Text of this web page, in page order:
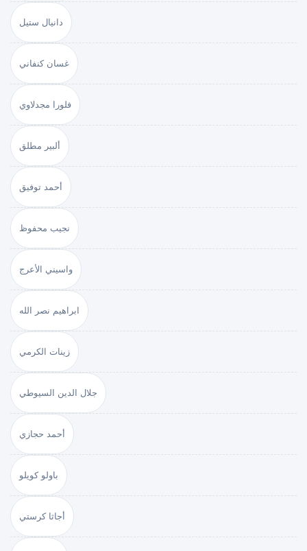
دانيال ستيل
غسان كنفاني
فلورا مجدلاوي
ألبير مطلق
أحمد توفيق
نجيب محفوظ
واسيني الأعرج
ابراهيم نصر الله
زينات الكرمي
جلال الدين السيوطي
أحمد حجازي
باولو كويلو
أجاثا كرستي